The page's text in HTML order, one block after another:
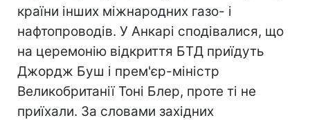
країни інших міжнародних газо- і
нафтопроводів. У Анкарі сподівалися, що
на церемонію відкриття БТД приїдуть
Джордж Буш і прем'єр-міністр
Великобританії Тоні Блер, проте ті не
приїхали. За словами західних